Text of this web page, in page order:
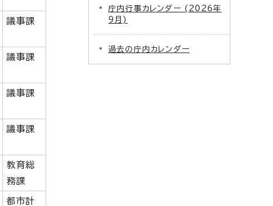
議事課
議事課
議事課
議事課
教育総
務課
都市計
庁内行事カレンダー (2026年
9月)
過去の庁内カレンダー